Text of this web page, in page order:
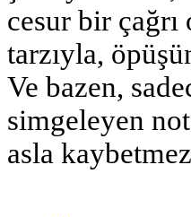
cesur bir
tarzıyla,
Ve bazen,
simgeleyen
asla